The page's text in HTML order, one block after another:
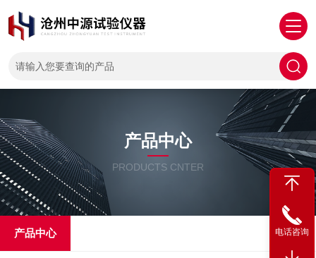
产品中心
PRODUCTS CNTER
产品中心 电话咨询